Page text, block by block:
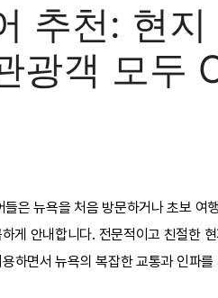
추천: 현지
광객 모두
은 뉴욕을 처음 방문하거나 초보 여
게 안내합니다. 전문적이고 친절한
하면서 뉴욕의 복잡한 교통과 인파를